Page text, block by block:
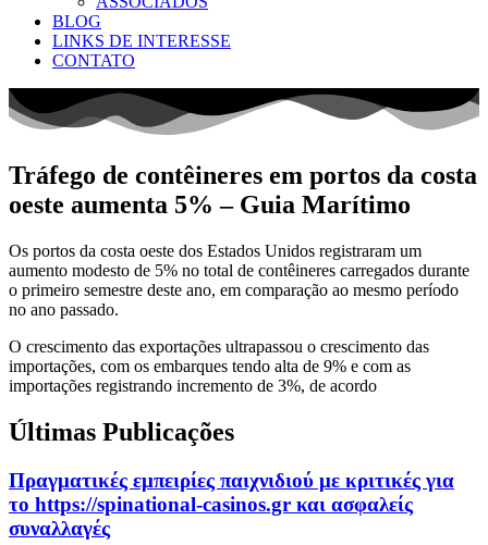
BLOG
LINKS DE INTERESSE
CONTATO
Tráfego de contêineres em portos da costa
oeste aumenta 5% – Guia Marítimo
Os portos da costa oeste dos Estados Unidos registraram um
aumento modesto de 5% no total de contêineres carregados durante
o primeiro semestre deste ano, em comparação ao mesmo período
no ano passado.
O crescimento das exportações ultrapassou o crescimento das
importações, com os embarques tendo alta de 9% e com as
importações registrando incremento de 3%, de acordo
Últimas Publicações
Πραγματικές εμπειρίες παιχνιδιού με κριτικές για
το https://spinational-casinos.gr και ασφαλείς
συναλλαγές